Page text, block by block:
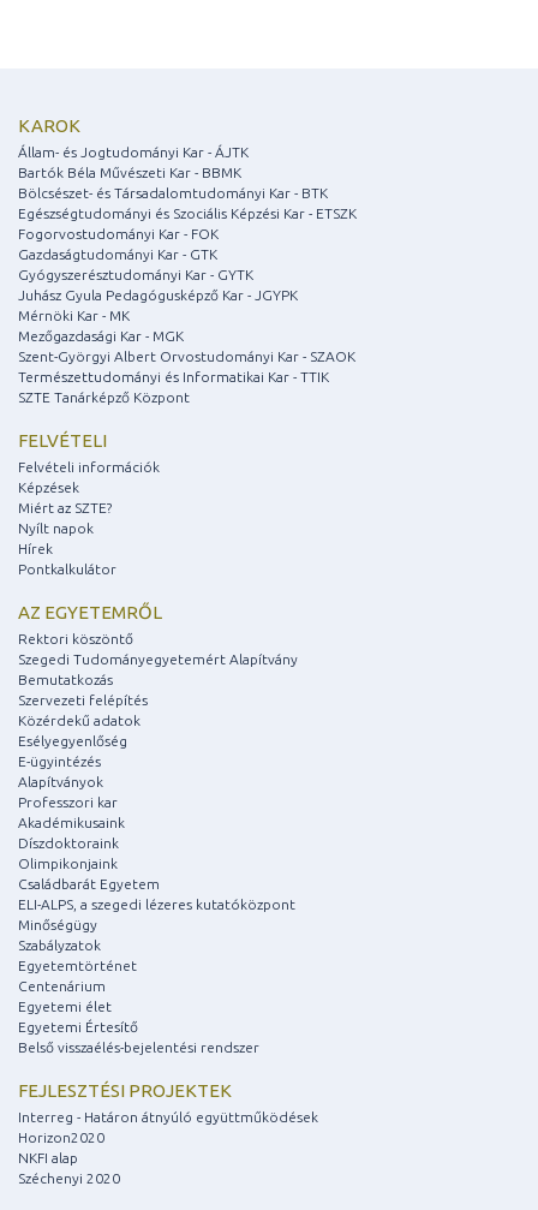
KAROK
Állam- és Jogtudományi Kar - ÁJTK
Bartók Béla Művészeti Kar - BBMK
Bölcsészet- és Társadalomtudományi Kar - BTK
Egészségtudományi és Szociális Képzési Kar - ETSZK
Fogorvostudományi Kar - FOK
Gazdaságtudományi Kar - GTK
Gyógyszerésztudományi Kar - GYTK
Juhász Gyula Pedagógusképző Kar - JGYPK
Mérnöki Kar - MK
Mezőgazdasági Kar - MGK
Szent-Györgyi Albert Orvostudományi Kar - SZAOK
Természettudományi és Informatikai Kar - TTIK
SZTE Tanárképző Központ
FELVÉTELI
Felvételi információk
Képzések
Miért az SZTE?
Nyílt napok
Hírek
Pontkalkulátor
AZ EGYETEMRŐL
Rektori köszöntő
Szegedi Tudományegyetemért Alapítvány
Bemutatkozás
Szervezeti felépítés
Közérdekű adatok
Esélyegyenlőség
E-ügyintézés
Alapítványok
Professzori kar
Akadémikusaink
Díszdoktoraink
Olimpikonjaink
Családbarát Egyetem
ELI-ALPS, a szegedi lézeres kutatóközpont
Minőségügy
Szabályzatok
Egyetemtörténet
Centenárium
Egyetemi élet
Egyetemi Értesítő
Belső visszaélés-bejelentési rendszer
FEJLESZTÉSI PROJEKTEK
Interreg - Határon átnyúló együttműködések
Horizon2020
NKFI alap
Széchenyi 2020